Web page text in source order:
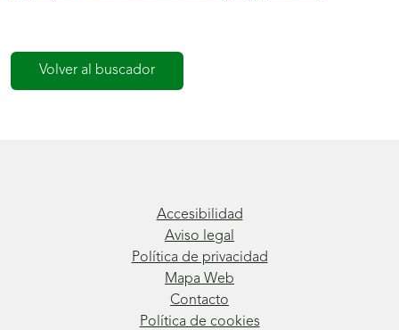
Volver al buscador
Accesibilidad
Aviso legal
Política de privacidad
Mapa Web
Contacto
Política de cookies